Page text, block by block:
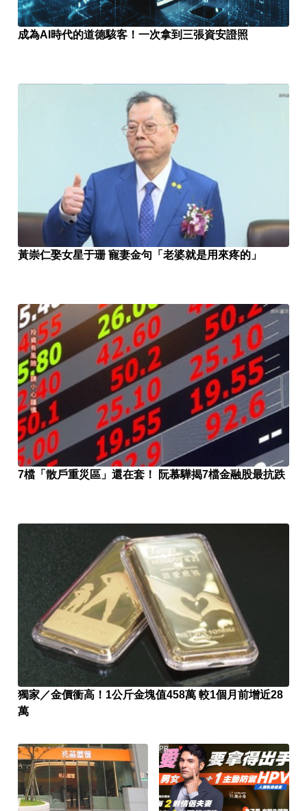
成為AI時代的道德駭客！一次拿到三張資安證照
黃崇仁娶女星于珊 寵妻金句「老婆就是用來疼的」
7檔「散戶重災區」還在套！ 阮慕驊揭7檔金融股最抗跌
獨家／金價衝高！1公斤金塊值458萬 較1個月前增近28
萬
PR